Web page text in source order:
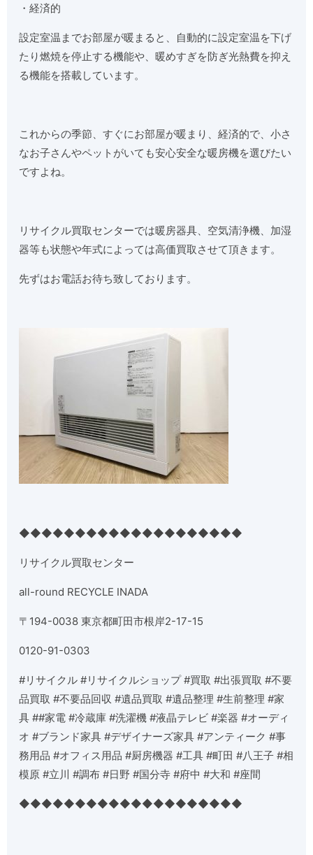
・経済的
設定室温までお部屋が暖まると、自動的に設定室温を下げ
たり燃焼を停止する機能や、暖めすぎを防ぎ光熱費を抑え
る機能を搭載しています。
これからの季節、すぐにお部屋が暖まり、経済的で、小さ
なお子さんやペットがいても安心安全な暖房機を選びたい
ですよね。
リサイクル買取センターでは暖房器具、空気清浄機、加湿
器等も状態や年式によっては高価買取させて頂きます。
先ずはお電話お待ち致しております。
◆◆◆◆◆◆◆◆◆◆◆◆◆◆◆◆◆◆◆◆
リサイクル買取センター
all-round RECYCLE INADA
〒 194-0038東京都町田市根岸2-17-15
0120-91-0303
#リサイクル #リサイクルショップ#買取 #出張買取 #不要
品買取 #不要品回収 #遺品買取 #遺品整理 #生前整理 #家
具 ##家電 #冷蔵庫 #洗濯機 #液晶テレビ #楽器 #オーディ
オ #ブランド家具 #デザイナーズ家具 #アンティーク #事
務用品 #オフィス用品 #厨房機器 #工具 #町田 #八王子 #相
模原 #立川 #調布 #日野 #国分寺 #府中 #大和 #座間
◆◆◆◆◆◆◆◆◆◆◆◆◆◆◆◆◆◆◆◆